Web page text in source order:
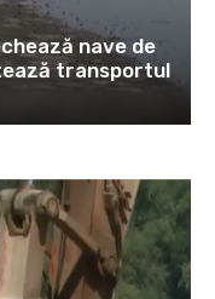
nave de
transportul